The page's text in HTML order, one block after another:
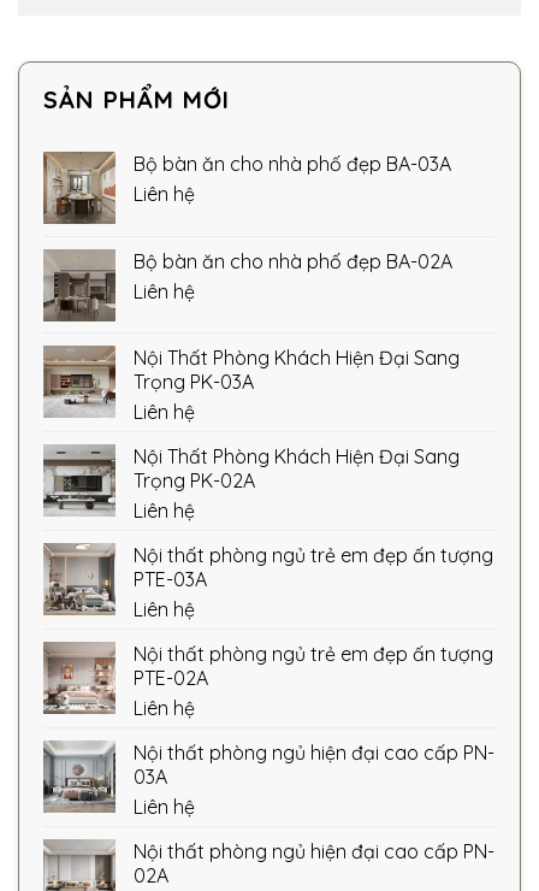
SẢN PHẨM MỚI
Bộ bàn ăn cho nhà phố đẹp BA-03A
Liên hệ
Bộ bàn ăn cho nhà phố đẹp BA-02A
Liên hệ
Nội Thất Phòng Khách Hiện Đại Sang
Trọng PK-03A
Liên hệ
Nội Thất Phòng Khách Hiện Đại Sang
Trọng PK-02A
Liên hệ
Nội thất phòng ngủ trẻ em đẹp ấn tượng
PTE-03A
Liên hệ
Nội thất phòng ngủ trẻ em đẹp ấn tượng
PTE-02A
Liên hệ
Nội thất phòng ngủ hiện đại cao cấp PN-
03A
Liên hệ
Nội thất phòng ngủ hiện đại cao cấp PN-
02A